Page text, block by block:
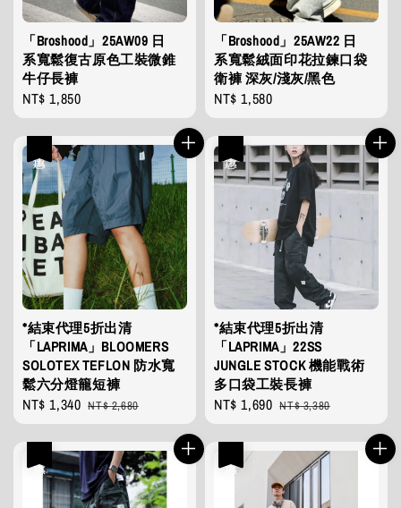
「Broshood」25AW09 日
系寬鬆復古原色工裝微錐
牛仔長褲
Regular
price
NT$ 1,850
「Broshood」25AW22 日
系寬鬆絨面印花拉鍊口袋
衛褲 深灰/淺灰/黑色
Regular
price
NT$ 1,580
*結束代理5折出清
「LAPRIMA」BLOOMERS
SOLOTEX TEFLON 防水寬
鬆六分燈籠短褲
Sale
price
NT$ 1,340 Regular
price
NT$ 2,680
*結束代理5折出清
「LAPRIMA」22SS
JUNGLE STOCK 機能戰術
多口袋工裝長褲
Sale
price
NT$ 1,690 Regular
price
NT$ 3,380